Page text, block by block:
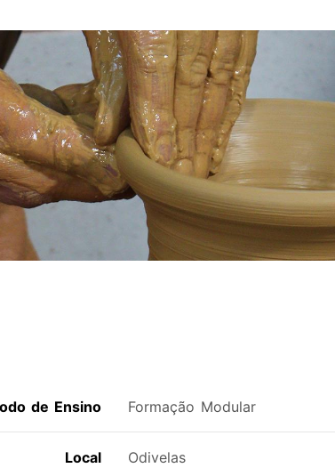
de Ensino Formação Modular
Local Odivelas